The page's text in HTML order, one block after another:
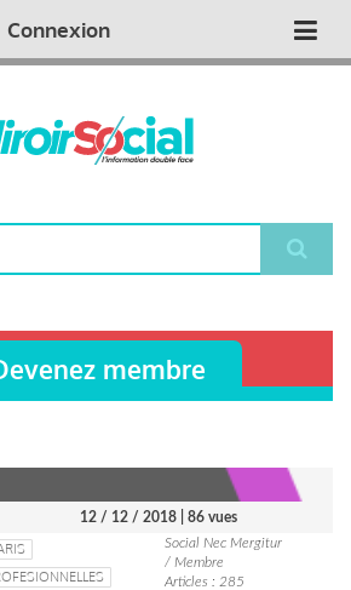
Connexion
membre
12 / 12 / 2018 | 86 vues
Social Nec Mergitur
/ Membre
Articles : 285